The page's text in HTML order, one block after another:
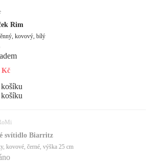
Rim
kovový, bílý
Kč
svítidlo Biarritz
kovové, černé, výška 25 cm